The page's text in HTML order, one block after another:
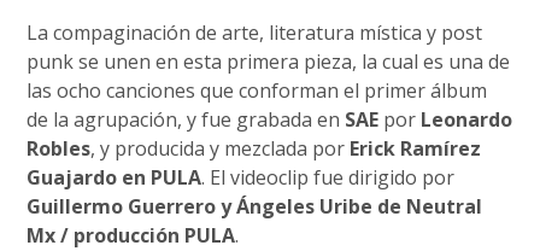
La compaginación de arte, literatura mística y post
punk se unen en esta primera pieza, la cual es una de
las ocho canciones que conforman el primer álbum
de la agrupación, y fue grabada en SAE por Leonardo
Robles, y producida y mezclada por Erick Ramírez
Guajardo en PULA. El videoclip fue dirigido por
Guillermo Guerrero y Ángeles Uribe de Neutral
Mx / producción PULA.